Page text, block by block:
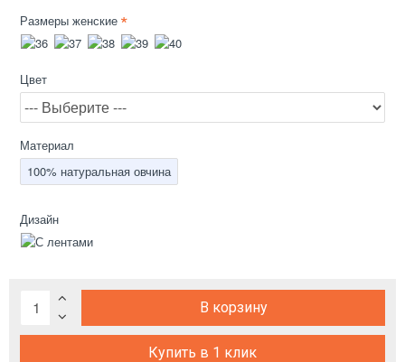
Размеры женские
Цвет
Материал
100% натуральная овчина
Дизайн
В корзину
Купить в 1 клик